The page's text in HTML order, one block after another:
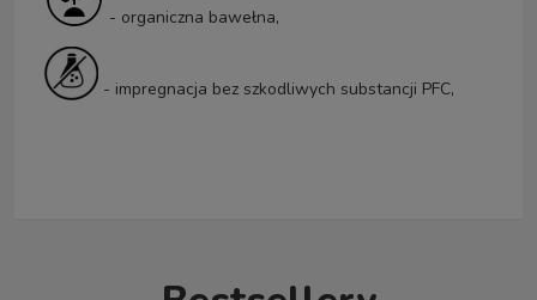
- organiczna bawełna,
- impregnacja bez szkodliwych substancji PFC,